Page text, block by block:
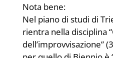
Nota bene:
Nel piano di studi di
rientra nella disciplina
dell’improvvisazione”